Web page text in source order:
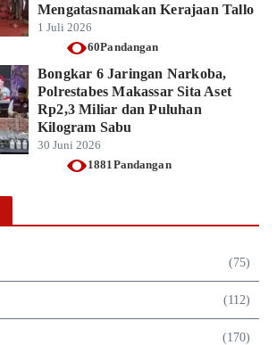
Mengatasnamakan Kerajaan Tallo
1 Juli 2026
60Pandangan
Bongkar 6 Jaringan Narkoba,
Polrestabes Makassar Sita Aset
Rp2,3 Miliar dan Puluhan
Kilogram Sabu
30 Juni 2026
1881Pandangan
(75)
(112)
(170)